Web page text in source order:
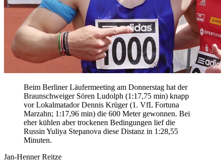
Beim Berliner Läufermeeting am Donnerstag hat der
Braunschweiger Sören Ludolph (1:17,75 min) knapp
vor Lokalmatador Dennis Krüger (1. VfL Fortuna
Marzahn; 1:17,96 min) die 600 Meter gewonnen. Bei
eher kühlen aber trockenen Bedingungen lief die
Russin Yuliya Stepanova diese Distanz in 1:28,55
Minuten.
Jan-Henner Reitze